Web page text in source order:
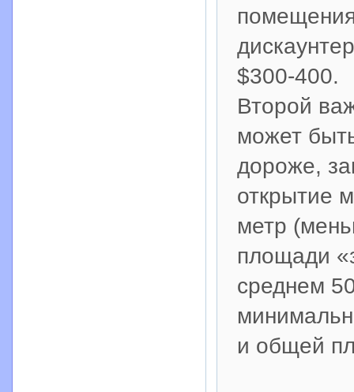
$300-400.
Второй
может
дороже,
открытие
метр
площади
среднем
и общей